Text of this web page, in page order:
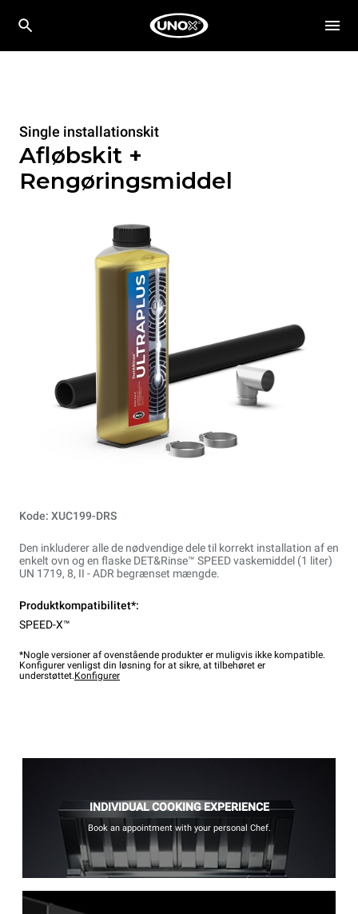
Single installationskit
Afløbskit +
Rengøringsmiddel
Kode: XUC199-DRS
Den inkluderer alle de nødvendige dele til korrekt installation af en
enkelt ovn og en flaske DET&Rinse™ SPEED vaskemiddel (1 liter)
UN 1719, 8, II - ADR begrænset mængde.
Produktkompatibilitet*:
SPEED-X™
*Nogle versioner af ovenstående produkter er muligvis ikke kompatible.
Konfigurer venligst din løsning for at sikre, at tilbehøret er
understøttet.Konfigurer
INDIVIDUAL COOKING EXPERIENCE
Book an appointment with your personal Chef.